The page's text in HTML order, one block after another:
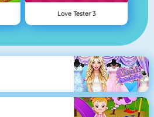
Love Tester 3